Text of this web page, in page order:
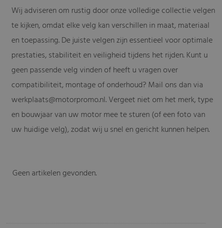
Wij adviseren om rustig door onze volledige collectie velgen
te kijken, omdat elke velg kan verschillen in maat, materiaal
en toepassing. De juiste velgen zijn essentieel voor optimale
prestaties, stabiliteit en veiligheid tijdens het rijden. Kunt u
geen passende velg vinden of heeft u vragen over
compatibiliteit, montage of onderhoud? Mail ons dan via
werkplaats@motorpromo.nl. Vergeet niet om het merk, type
en bouwjaar van uw motor mee te sturen (of een foto van
uw huidige velg), zodat wij u snel en gericht kunnen helpen.
Geen artikelen gevonden.